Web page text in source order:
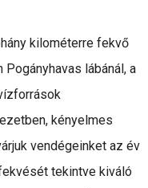
kilométerre fekvő
lábánál, a
kényelmes
vendégeinket az év
tekintve kiváló